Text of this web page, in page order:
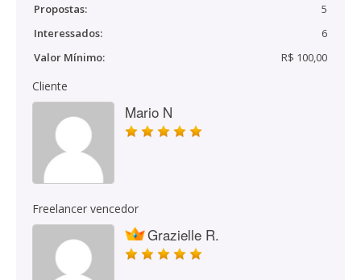
Propostas:
5
Interessados:
6
Valor Mínimo:
R$ 100,00
Cliente
Mario N
Freelancer vencedor
Grazielle R.